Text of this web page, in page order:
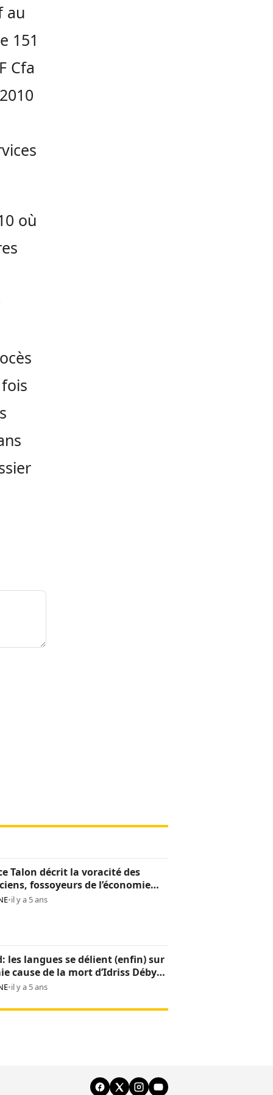
au
151
Cfa
où
Talon décrit la voracité des
fossoyeurs de l’économie
•il y a 5 ans
les langues se délient (enfin) sur
cause de la mort d’Idriss Déby
•il y a 5 ans